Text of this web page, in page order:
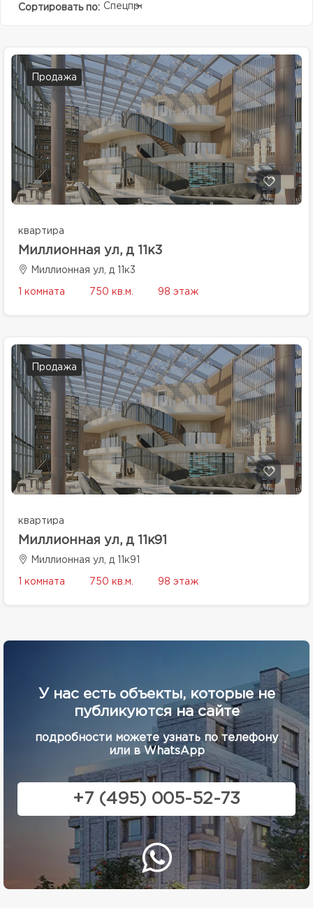
Сортировать по: Спецпредолжение
Продажа
квартира
Миллионная ул, д 11к3
Миллионная ул, д 11к3
1 комната 750 кв.м. 98 этаж
Продажа
квартира
Миллионная ул, д 11к91
Миллионная ул, д 11к91
1 комната 750 кв.м. 98 этаж
У нас есть объекты, которые не
публикуются на сайте
подробности можете узнать по телефону
или в WhatsApp
+7 (495) 005-52-73